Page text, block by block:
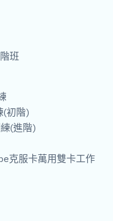
班
(初階)
(進階)
克服卡萬用雙卡工作